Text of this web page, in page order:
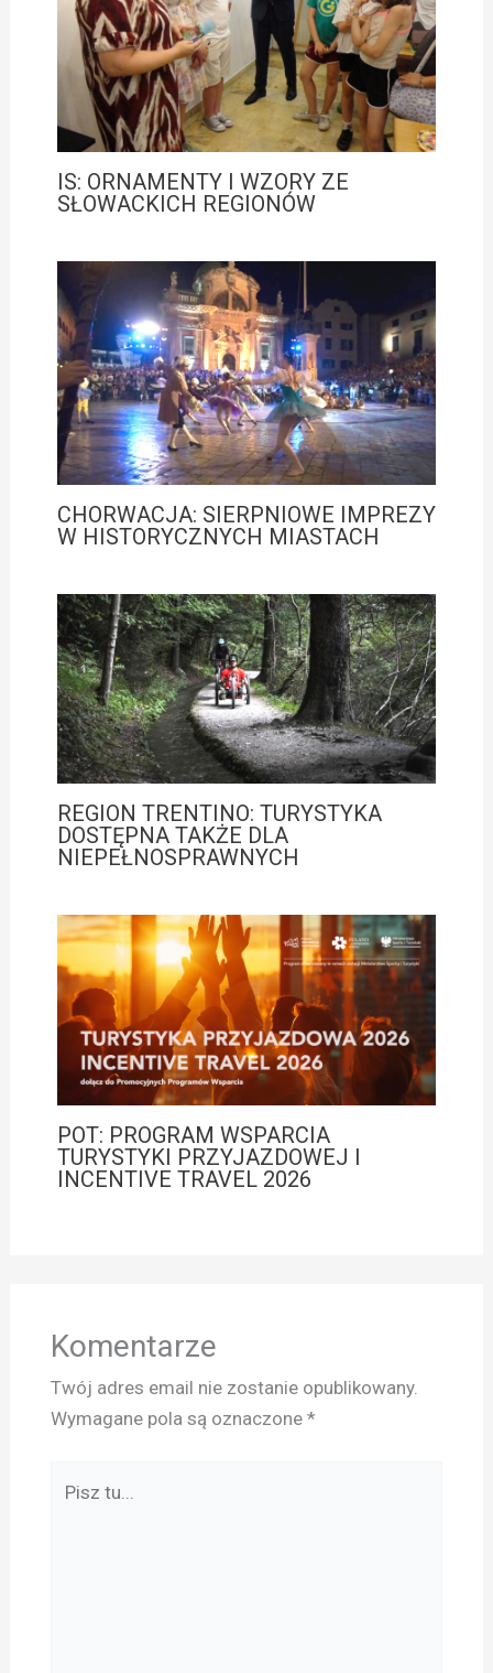
IS: ORNAMENTY I WZORY ZE
SŁOWACKICH REGIONÓW
CHORWACJA: SIERPNIOWE IMPREZY
W HISTORYCZNYCH MIASTACH
REGION TRENTINO: TURYSTYKA
DOSTĘPNA TAKŻE DLA
NIEPEŁNOSPRAWNYCH
POT: PROGRAM WSPARCIA
TURYSTYKI PRZYJAZDOWEJ I
INCENTIVE TRAVEL 2026
Komentarze
Twój adres email nie zostanie opublikowany.
Wymagane pola są oznaczone *